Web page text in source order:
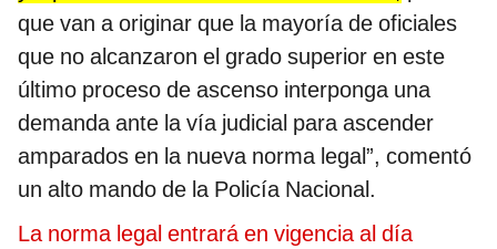
que van a originar que la mayoría de oficiales
que no alcanzaron el grado superior en este
último proceso de ascenso interponga una
demanda ante la vía judicial para ascender
amparados en la nueva norma legal”, comentó
un alto mando de la Policía Nacional.
La norma legal entrará en vigencia al día